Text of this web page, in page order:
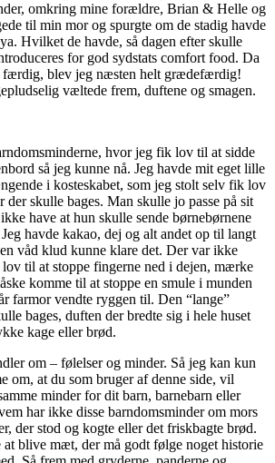
omkring mine forældre, Brian & Helle og
til min mor og spurgte om de stadig havde
Hvilket de havde, så dagen efter skulle
for god sydstats comfort food. Da
færdig, blev jeg næsten helt grædefærdig!
væltede frem, duftene og smagen.
hvor jeg fik lov til at sidde
så jeg kunne nå. Jeg havde mit eget lille
i kosteskabet, som jeg stolt selv fik lov
der skulle bages. Man skulle jo passe på sit
have at hun skulle sende børnebørnene
havde kakao, dej og alt andet op til langt
våd klud kunne klare det. Der var ikke
lov til at stoppe fingerne ned i dejen, mærke
komme til at stoppe en smule i munden
farmor vendte ryggen til. Den “lange”
bages, duften der bredte sig i hele huset
kage eller brød.
om – følelser og minder. Så jeg kan kun
om, at du som bruger af denne side, vil
minder for dit barn, barnebarn eller
har ikke disse barndomsminder om mors
der stod og kogte eller det friskbagte brød.
at blive mæt, der må godt følge noget historie